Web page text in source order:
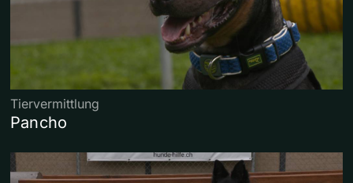
Tiervermittlung
Pancho